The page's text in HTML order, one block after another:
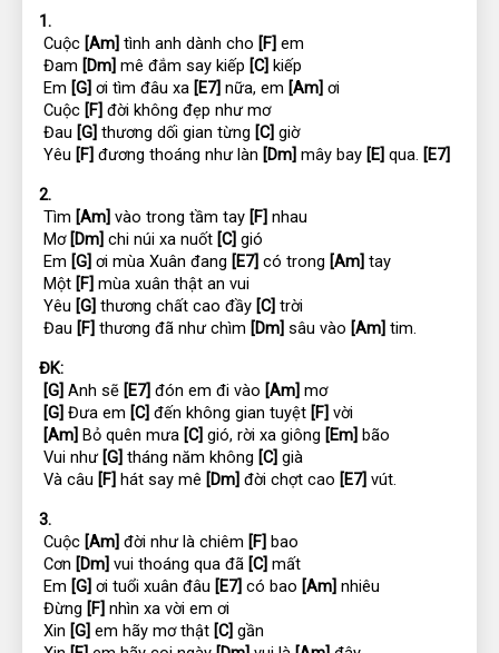
1.
Cuộc [Am] tình anh dành cho [F] em
Đam [Dm] mê đắm say kiếp [C] kiếp
Em [G] ơi tìm đâu xa [E7] nữa, em [Am] ơi
Cuộc [F] đời không đẹp như mơ
Đau [G] thương dối gian từng [C] giờ
Yêu [F] đương thoáng như làn [Dm] mây bay [E] qua. [E7]
2.
Tìm [Am] vào trong tầm tay [F] nhau
Mơ [Dm] chi núi xa nuốt [C] gió
Em [G] ơi mùa Xuân đang [E7] có trong [Am] tay
Một [F] mùa xuân thật an vui
Yêu [G] thương chất cao đầy [C] trời
Đau [F] thương đã như chìm [Dm] sâu vào [Am] tim.
ĐK:
[G] Anh sẽ [E7] đón em đi vào [Am] mơ
[G] Đưa em [C] đến không gian tuyệt [F] vời
[Am] Bỏ quên mưa [C] gió, rời xa giông [Em] bão
Vui như [G] tháng năm không [C] già
Và câu [F] hát say mê [Dm] đời chợt cao [E7] vút.
3.
Cuộc [Am] đời như là chiêm [F] bao
Cơn [Dm] vui thoáng qua đã [C] mất
Em [G] ơi tuổi xuân đâu [E7] có bao [Am] nhiêu
Đừng [F] nhìn xa vời em ơi
Xin [G] em hãy mơ thật [C] gần